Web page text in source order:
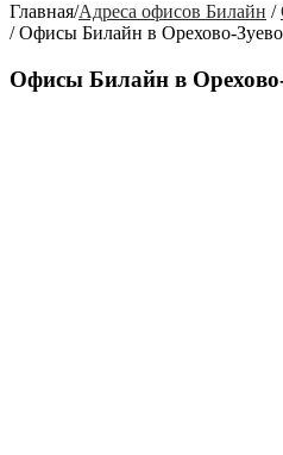
Главная/Адреса офисов Билайн /
/Офисы Билайн в Орехово-Зуево
Офисы Билайн в